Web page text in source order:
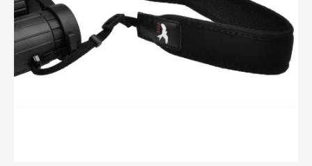
Accessoires pour montures
Têtes
Pièces détachées